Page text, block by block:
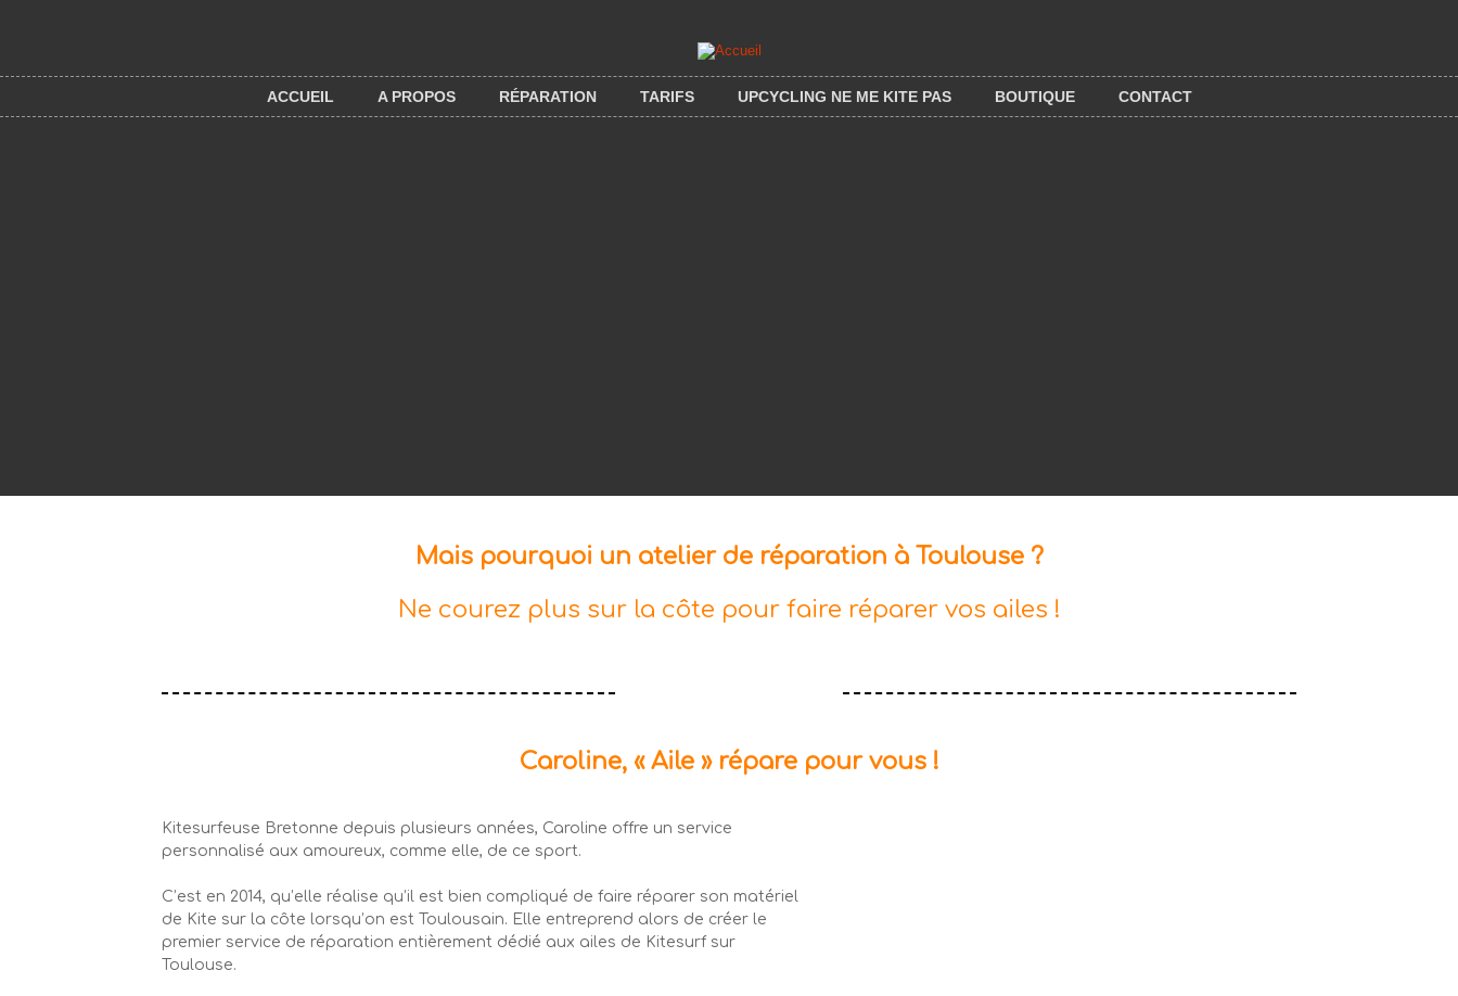
ACCUEIL A PROPOS RÉPARATION TARIFS UPCYCLING NE ME KITE PAS BOUTIQUE CONTACT
Mais pourquoi un atelier de réparation à Toulouse ?
Ne courez plus sur la côte pour faire réparer vos ailes !
Caroline, « Aile » répare pour vous !
Kitesurfeuse Bretonne depuis plusieurs années, Caroline offre un service
personnalisé aux amoureux, comme elle, de ce sport.
C’est en 2014, qu’elle réalise qu’il est bien compliqué de faire réparer son matériel
de Kite sur la côte lorsqu’on est Toulousain. Elle entreprend alors de créer le
premier service de réparation entièrement dédié aux ailes de Kitesurf sur
Toulouse.